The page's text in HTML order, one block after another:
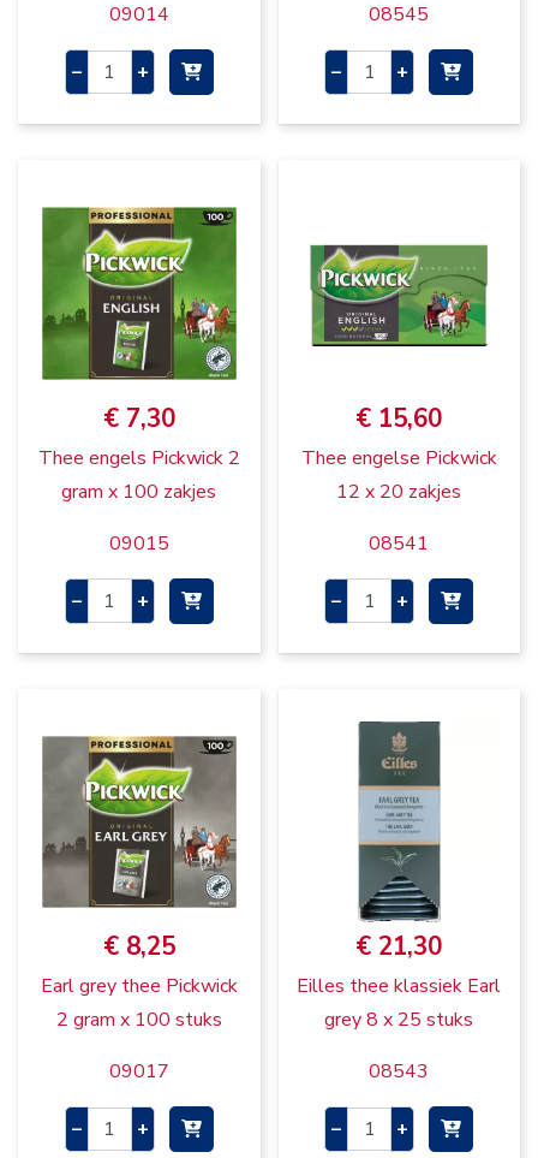
09014
– +
08545
– +
€ 7,30
Thee engels Pickwick 2
gram x 100 zakjes
09015
– +
€ 15,60
Thee engelse Pickwick
12 x 20 zakjes
08541
– +
€ 8,25
Earl grey thee Pickwick
2 gram x 100 stuks
09017
– +
€ 21,30
Eilles thee klassiek Earl
grey 8 x 25 stuks
08543
– +